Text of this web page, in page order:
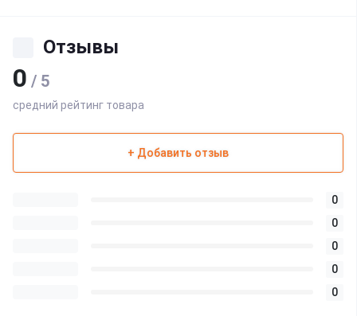
Отзывы
0 / 5
средний рейтинг товара
+ Добавить отзыв
0
0
0
0
0